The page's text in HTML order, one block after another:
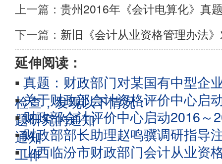
上一篇： 贵州2016年《会计电算化》真
下一篇： 新旧《会计从业资格管理办法
延伸阅读：
▪ 真题：财政部门对某国有中型企
检查，发现以下情况：
▪关于财政部会计资格评价中心启
题研究的通知
▪财政部会计评价中心启动2016～
通知
▪财政部部长助理赵鸣骥调研指导
工作
▪山西临汾市财政部门会计从业资